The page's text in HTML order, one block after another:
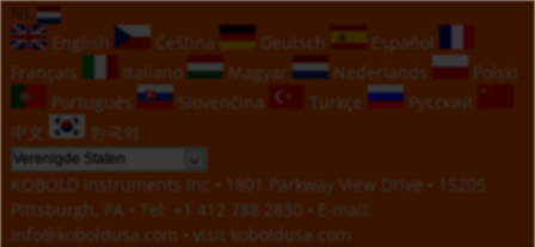
NL
English
Čeština Deutsch
Español
Français
Italiano Magyar Nederlands
Polski
Português
Slovenčina Türkçe
Русский
中文
한국의
KOBOLD Instruments Inc • 1801 Parkway View Drive • 15205
Pittsburgh, PA • Tel:
+1 412 788 2830 • E-mail:
info@koboldusa.com • visit koboldusa.com